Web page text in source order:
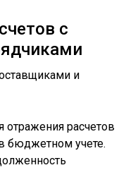
с
отражения расчетов
бюджетном учете.